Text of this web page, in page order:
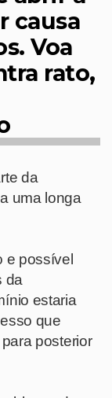
causa
Voa
rato,
da
uma longa
e possível
da
estaria
que
posterior